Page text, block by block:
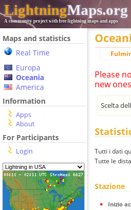
LightningMaps.org
A community project with free lightning maps and apps
Maps and statistics
Real Time
Europa
Oceania
America
Information
Apps
About
For Participants
Login
Please
new
Scelta
Tutti i dati
Tutte le
Stazione
Inizio